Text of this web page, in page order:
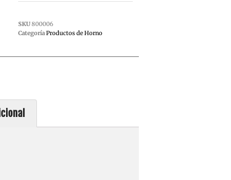
SKU800006
CategoríaProductos de Horno